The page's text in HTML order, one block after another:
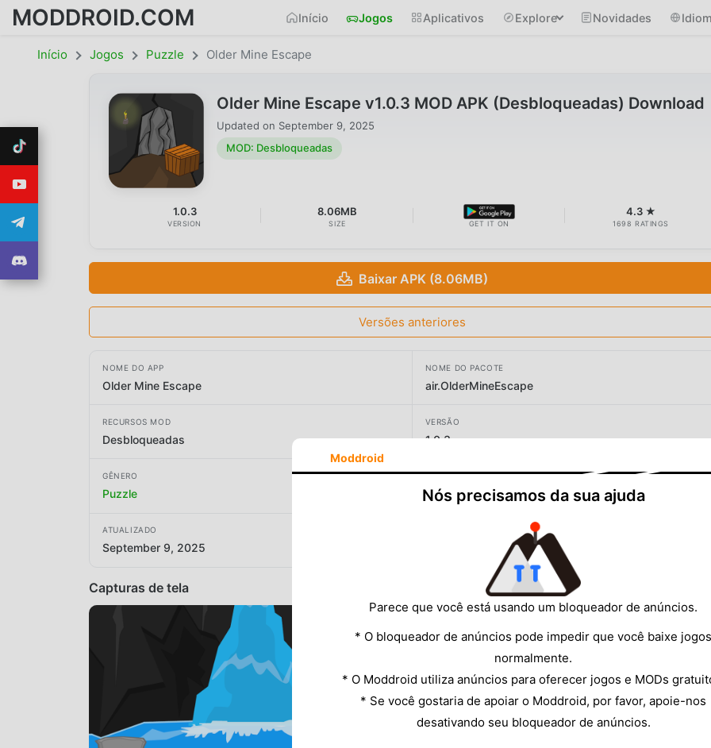
MODDROID.COM Início Jogos Aplicativos Explore Novidades
Início Jogos Puzzle Older Mine Escape
Older Mine Escape v1.0.3 MOD APK (Desbloqueadas) Download
Updated on September 9, 2025
MOD: Desbloqueadas
1.0.3
VERSION
8.06MB
SIZE GET IT ON
4.3 ★
1698 RATINGS
Baixar APK (8.06MB)
Versões anteriores
NOME DO APP
Older Mine Escape
NOME DO PACOTE
air.OlderMineEscape
RECURSOS MOD
Desbloqueadas
VERSÃO
1.0.3
GÊNERO
Puzzle
DESENVOLVEDOR
playit-online
ATUALIZADO
September 9, 2025
Capturas de tela
Moddroid
Nós precisamos da sua ajuda
Parece que você está usando um bloqueador de anúncios.
* O bloqueador de anúncios pode impedir que você baixe jogos
normalmente.
* O Moddroid utiliza anúncios para oferecer jogos e MODs
* Se você gostaria de apoiar o Moddroid, por favor, apoie-nos
desativando seu bloqueador de anúncios.